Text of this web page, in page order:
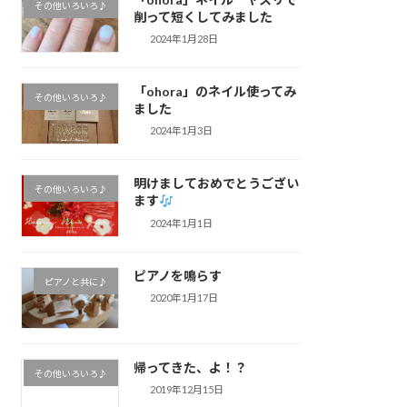
その他いろいろ♪
削って短くしてみました
2024年1月28日
その他いろいろ♪
「ohora」のネイル使ってみ
ました
2024年1月3日
その他いろいろ♪
明けましておめでとうござい
ます
2024年1月1日
ピアノと共に♪ ピアノを鳴らす
2020年1月17日
その他いろいろ♪ 帰ってきた、よ！？
2019年12月15日